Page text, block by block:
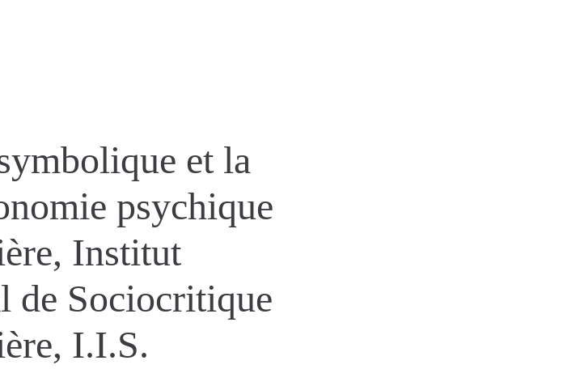
et la
psychique
Institut
de Sociocritique
I.I.S.